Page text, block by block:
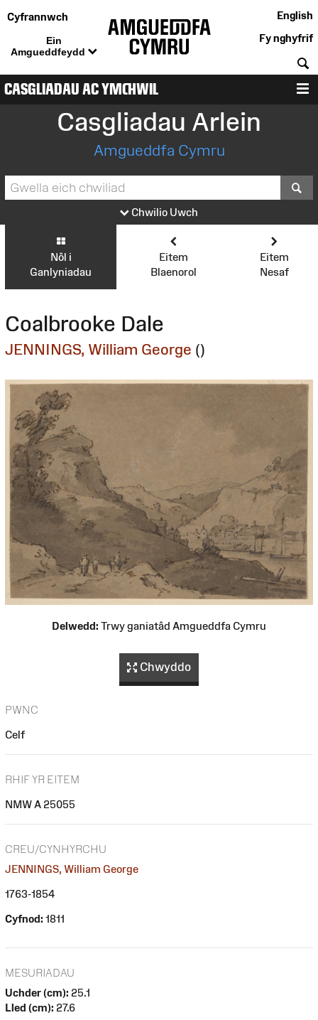
Cyfrannwch
Ein
Amgueddfeydd
English
Fy nghyfrif
CASGLIADAU AC YMCHWIL
Casgliadau Arlein
Amgueddfa Cymru
Chwilio Uwch
Nôl i
Ganlyniadau
Eitem
Blaenorol
Eitem
Nesaf
Coalbrooke Dale
JENNINGS, William George ()
Delwedd: Trwy ganiatâd Amgueddfa Cymru
Chwyddo
PWNC
Celf
RHIF YR EITEM
NMW A 25055
CREU/CYNHYRCHU
JENNINGS, William George
1763-1854
Cyfnod: 1811
MESURIADAU
Uchder (cm): 25.1
Lled (cm): 27.6